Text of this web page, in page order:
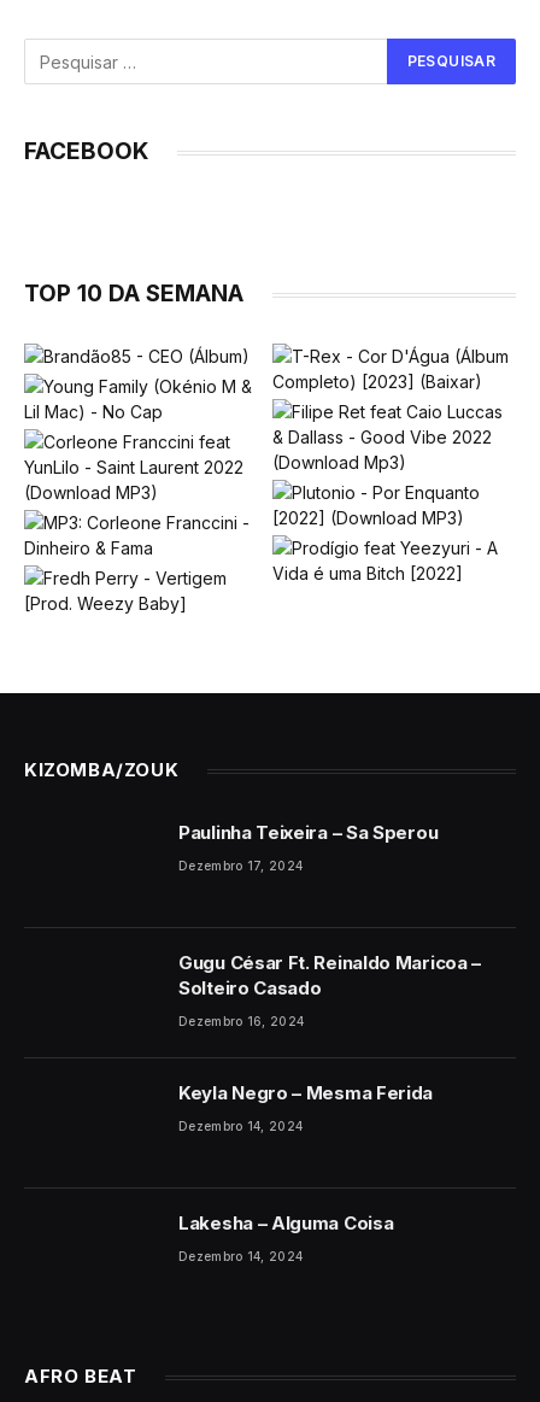
FACEBOOK
TOP 10 DA SEMANA
KIZOMBA/ZOUK
Paulinha Teixeira – Sa Sperou
Dezembro 17, 2024
Gugu César Ft. Reinaldo Maricoa –
Solteiro Casado
Dezembro 16, 2024
Keyla Negro – Mesma Ferida
Dezembro 14, 2024
Lakesha – Alguma Coisa
Dezembro 14, 2024
AFRO BEAT